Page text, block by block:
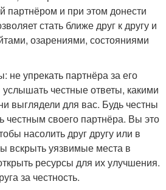
партнёром и при этом донести
стать ближе друг к другу и
озарениями, состояниями
не упрекать партнёра за его
услышать честные ответы, какими
выглядели для вас. Будь честны
честным своего партнёра. Вы это
насолить друг другу или в
вскрыть уязвимые места в
ресурсы для их улучшения.
за честность.